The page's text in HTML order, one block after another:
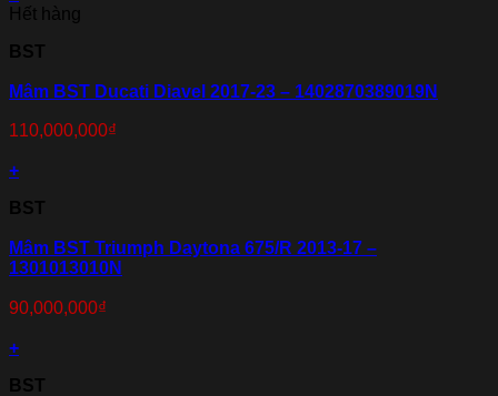
Hết hàng
BST
Mâm BST Ducati Diavel 2017-23 – 1402870389019N
110,000,000₫
+
BST
Mâm BST Triumph Daytona 675/R 2013-17 –
1301013010N
90,000,000₫
+
BST